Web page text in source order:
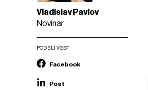
Vladislav Pavlov
Novinar
PODELI VEST
Facebook
Post